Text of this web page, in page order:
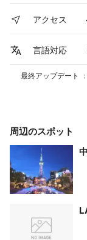
アクセス
言語対応
最終アップデート ：
周辺のスポット